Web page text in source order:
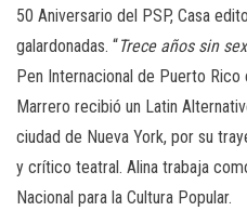
50 Aniversario del PSP, Casa
galardonadas. “Trece años sin
Pen Internacional de Puerto
Marrero recibió un Latin
ciudad de Nueva York, por su
y crítico teatral. Alina trabaja
Nacional para la Cultura Popular.